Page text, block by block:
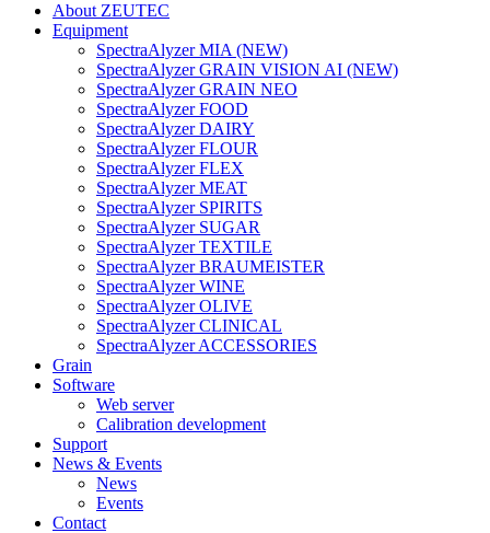
About ZEUTEC
Equipment
SpectraAlyzer MIA (NEW)
SpectraAlyzer GRAIN VISION AI (NEW)
SpectraAlyzer GRAIN NEO
SpectraAlyzer FOOD
SpectraAlyzer DAIRY
SpectraAlyzer FLOUR
SpectraAlyzer FLEX
SpectraAlyzer MEAT
SpectraAlyzer SPIRITS
SpectraAlyzer SUGAR
SpectraAlyzer TEXTILE
SpectraAlyzer BRAUMEISTER
SpectraAlyzer WINE
SpectraAlyzer OLIVE
SpectraAlyzer CLINICAL
SpectraAlyzer ACCESSORIES
Grain
Software
Web server
Calibration development
Support
News & Events
News
Events
Contact